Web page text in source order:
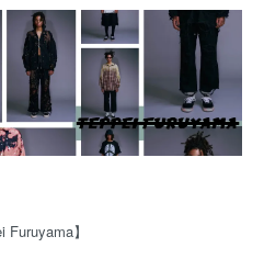
Furuyama】